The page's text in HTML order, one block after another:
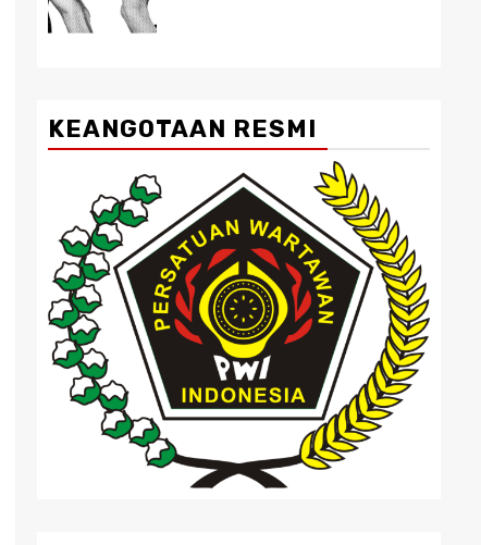
KEANGOTAAN RESMI